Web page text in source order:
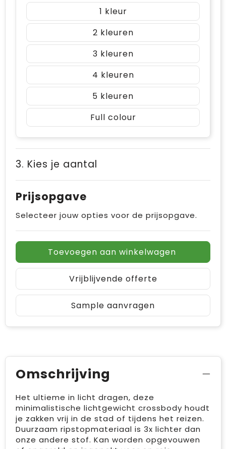
1
2
3
4
5
Full colour
3. Kies je aantal
Prijsopgave
Selecteer jouw opties voor de prijsopgave.
Toevoegen aan winkelwagen
Vrijblijvende offerte
Sample aanvragen
Omschrijving
Het ultieme in licht dragen, deze
minimalistische lichtgewicht crossbody houdt
je zakken vrij in de stad of tijdens het reizen.
Duurzaam ripstopmateriaal is 3x lichter dan
onze andere stof. Kan worden opgevouwen